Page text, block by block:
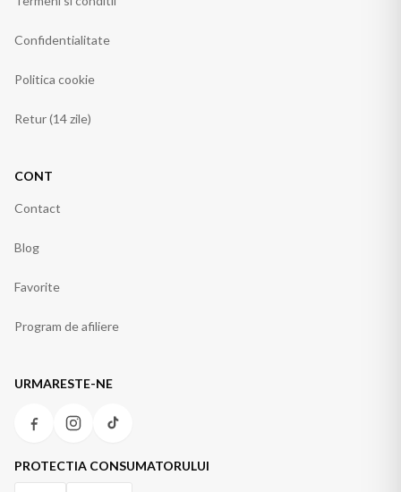
Confidentialitate
Politica cookie
Retur (14 zile)
CONT
Contact
Blog
Favorite
Program de afiliere
URMARESTE-NE
PROTECTIA CONSUMATORULUI